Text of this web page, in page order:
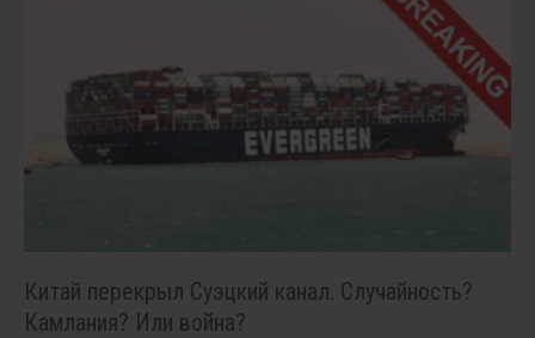
Китай перекрыл Суэцкий канал. Случайность?
Камлания? Или война?